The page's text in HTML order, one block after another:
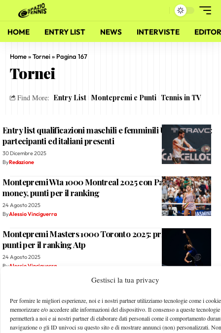
Gestisci la tua privacy
Per fornire le migliori esperienze, noi e i nostri partner utilizziamo tecnologie come i
memorizzare e/o accedere alle informazioni del dispositivo. Il consenso a queste tecnologie
permetterà a noi e ai nostri partner di elaborare dati personali come il comportamento
navigazione o gli ID univoci su questo sito e di mostrare annunci (non) personalizzati. Non
HOME ENTRY LIST NEWS INTERVISTE
Home»Tornei» Pagina 167
Tornei
Find More: Entry List Montepremi e Punti Tennis in TV
Entry list qualificazioni maschili e femminili Us Open 2025:
partecipanti ed italiani presenti
30 Dicembre 2025
ByRedazione
Montepremi Wta 1000 Montreal 2025 con Paolini: prize
money, punti per il ranking
24 Agosto 2025
ByAlessio Vinciguerra
Montepremi Masters 1000 Toronto 2025: prize money,
punti per il ranking Atp
24 Agosto 2025
ByAlessio Vinciguerra
Montepremi Atp Umago 2025 con Darderi: soldi e prize
money, punti per il ranking
24 Agosto 2025
Alessio Vinciguerra